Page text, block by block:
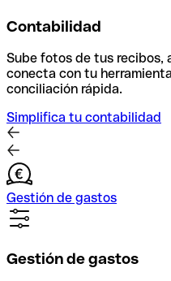
Contabilidad
Sube fotos de tus recibos,
conecta con tu
conciliación rápida.
Simplifica tu contabilidad
Gestión de gastos
Gestión de gastos